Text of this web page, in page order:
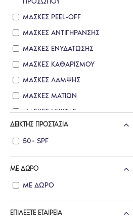
ΜΑΣΚΕΣ PEEL-OFF
ΜΑΣΚΕΣ ΑΝΤΙΓΗΡΑΝΣΗΣ
ΜΑΣΚΕΣ ΕΝΥΔΑΤΩΣΗΣ
ΜΑΣΚΕΣ ΚΑΘΑΡΙΣΜΟΥ
ΜΑΣΚΕΣ ΛΑΜΨΗΣ
ΜΑΣΚΕΣ ΜΑΤΙΩΝ
ΜΑΣΚΕΣ ΝΥΧΤΑΣ
ΕΠΙΛΈΞΤΕ ΕΤΑΙΡΕΊΑ
ΜΕ ΔΩΡΟ
ΜΕ ΔΩΡΟ
ΔΕΊΚΤΗΣ ΠΡΟΣΤΑΣΊΑ
50+ SPF